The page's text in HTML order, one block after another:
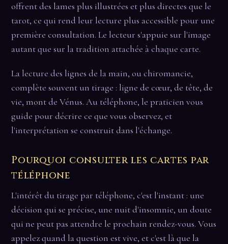
offrent des lames plus illustrées et plus directes que le
tarot, ce qui rend leur lecture plus accessible pour une
première consultation. Le lecteur s'appuie sur l'image
autant que sur la tradition attachée à chaque carte.
La lecture des lignes de la main, ou chiromancie,
complète souvent un tirage : ligne de cœur, de tête, de
vie, mont de Vénus. Au téléphone, le praticien vous
guide pour décrire ce que vous observez, et
l'interprétation se construit dans l'échange.
Pourquoi consulter les cartes par
téléphone
L'intérêt du tirage par téléphone, c'est l'instant : une
décision qui se précise, une nuit d'insomnie, un doute
qui ne peut pas attendre le prochain rendez-vous. Vous
appelez quand la question est vive, et c'est là que la